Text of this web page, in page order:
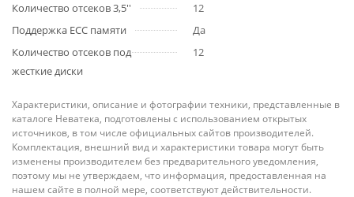
Количество отсеков 3,5''
12
Поддержка ECC памяти
Да
Количество отсеков под
жесткие диски
12
Характеристики, описание и фотографии техники, представленные в
каталоге Неватека, подготовлены с использованием открытых
источников, в том числе официальных сайтов производителей.
Комплектация, внешний вид и характеристики товара могут быть
изменены производителем без предварительного уведомления,
поэтому мы не утверждаем, что информация, предоставленная на
нашем сайте в полной мере, соответствуют действительности.